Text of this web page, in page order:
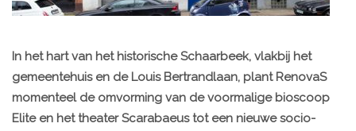
In het hart van het historische Schaarbeek, vlakbij het
gemeentehuis en de Louis Bertrandlaan, plant RenovaS
momenteel de omvorming van de voormalige bioscoop
Elite en het theater Scarabaeus tot een nieuwe socio-